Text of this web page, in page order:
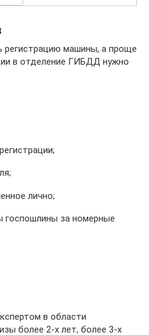
регистрацию машины, а проще
в отделение ГИБДД нужно
лично;
госпошлины за номерные
в области
более 2-х лет, более 3-х